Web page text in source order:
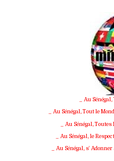
_ Au
_ Au Sénégal, Tout le
_ Au Sénégal,
_ Au Sénégal, le
_ Au Sénégal, s'